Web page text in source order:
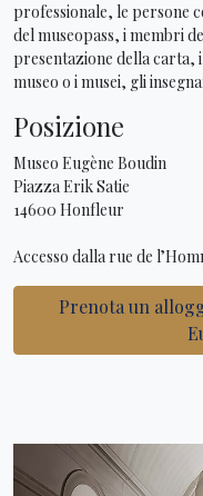
professionale, le persone
del museopass, i membri
presentazione della
museo o i musei, gli
Posizione
Museo Eugène Boudin
Piazza Erik Satie
14600 Honfleur
Accesso dalla rue de
Prenota un